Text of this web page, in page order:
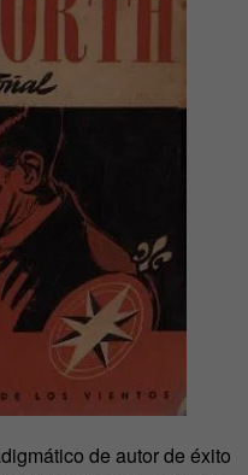
de autor de éxito